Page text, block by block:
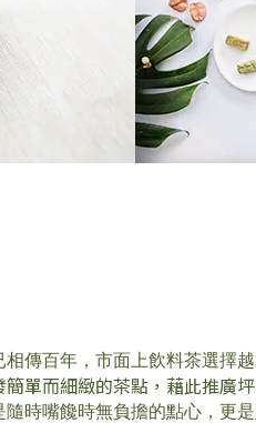
傳百年，市面上飲料茶選擇
單而細緻的茶點， 藉此推廣
時嘴饞時無負擔的點心，更